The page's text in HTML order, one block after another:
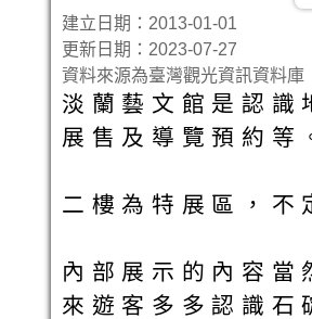
建立日期：2013-01-01
更新日期：2023-07-27
資料來源為臺灣觀光資訊資料庫
淡蘭藝文館是認識
展售及導覽預約等
二樓為特展區，不
內部展示的內容當
來遊客多多認識石